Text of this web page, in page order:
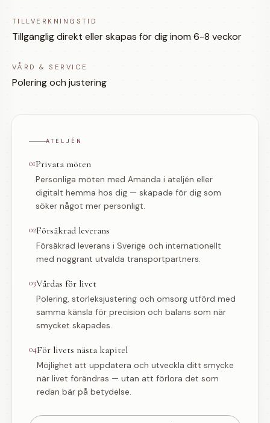
TILLVERKNINGSTID
Tillgänglig direkt eller skapas för dig inom 6-8 veckor
VÅRD & SERVICE
Polering och justering
ATELJÉN
01Privata möten
Personliga möten med Amanda i ateljén eller
digitalt hemma hos dig — skapade för dig som
söker något mer personligt.
02Försäkrad leverans
Försäkrad leverans i Sverige och internationellt
med noggrant utvalda transportpartners.
03Vårdas för livet
Polering, storleksjustering och omsorg utförd med
samma känsla för precision och balans som när
smycket skapades.
04För livets nästa kapitel
Möjlighet att uppdatera och utveckla ditt smycke
när livet förändras — utan att förlora det som
redan bär på betydelse.